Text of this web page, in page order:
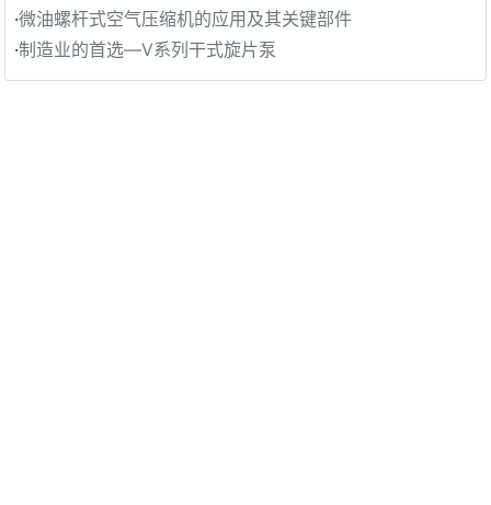
·微油螺杆式空气压缩机的应用及其关键部件
·制造业的首选—V系列干式旋片泵